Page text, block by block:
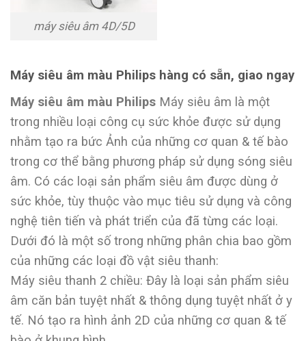
máy siêu âm 4D/5D
Máy siêu âm màu Philips hàng có sẵn, giao ngay
Máy siêu âm màu Philips Máy siêu âm là một
trong nhiều loại công cụ sức khỏe được sử dụng
nhằm tạo ra bức Ảnh của những cơ quan & tế bào
trong cơ thể bằng phương pháp sử dụng sóng siêu
âm. Có các loại sản phẩm siêu âm được dùng ở
sức khỏe, tùy thuộc vào mục tiêu sử dụng và công
nghệ tiên tiến và phát triển của đã từng các loại.
Dưới đó là một số trong những phân chia bao gồm
của những các loại đồ vật siêu thanh:
Máy siêu thanh 2 chiều: Đây là loại sản phẩm siêu
âm căn bản tuyệt nhất & thông dụng tuyệt nhất ở y
tế. Nó tạo ra hình ảnh 2D của những cơ quan & tế